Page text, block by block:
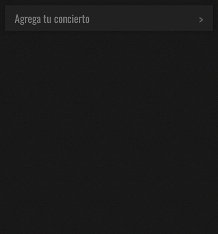
Agrega tu concierto